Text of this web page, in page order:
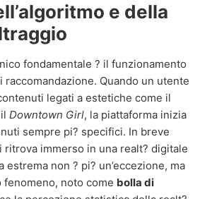
e della
fondamentale ? il funzionamento
raccomandazione. Quando un utente
legati a estetiche come il
Downtown Girl, la piattaforma inizia
sempre pi? specifici. In breve
ritrova immerso in una realt? digitale
estrema non ? pi? un’eccezione, ma
fenomeno, noto come bolla di